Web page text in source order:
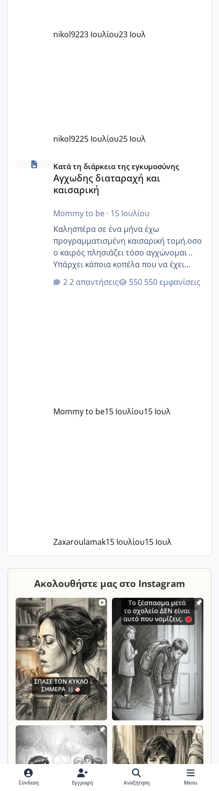
nikol9223 Ιουλίου23 Ιουλ
nikol9225 Ιουλίου25 Ιουλ
Αγχωδης διαταραχή και καισαρική
Κατά τη διάρκεια της εγκυμοσύνης
Αγχωδης διαταραχή και
καισαρική
Mommy to be· 15 Ιουλίου
Καλησπέρα σε ένα μήνα έχω
προγραμματισμένη καισαρική τομή.οσο
ο καιρός πλησιάζει τόσο αγχώνομαι ..
Υπάρχει κάποια κοπέλα που να έχει
παρόμοιο ιστορικό να μας πει την
εμπειρία της;Να σημειώσω είναι η
2 απαντήσεις 550 εμφανίσεις
Mommy to be15 Ιουλίου15 Ιουλ
Zaxaroulamak15 Ιουλίου15 Ιουλ
Ακολουθήστε μας στο Instagram
Σύνδεση Εγγραφή Αναζήτηση Menu